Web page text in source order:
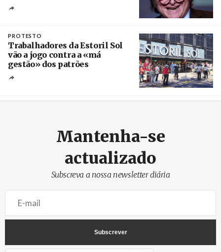
PROTESTO
Trabalhadores da Estoril Sol
vão a jogo contra a «má
gestão» dos patrões
Mantenha-se
actualizado
Subscreva a nossa newsletter diária